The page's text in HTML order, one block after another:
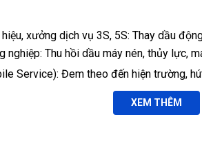
xưởng dịch vụ 3S, 5S: Thay dầu
Thu hồi dầu máy nén, thủy lực,
Service): Đem theo đến hiện trường,
XEM THÊM